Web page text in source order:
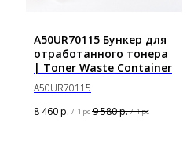
A50UR70115 Бункер для
отработанного тонера
| Toner Waste Container
A50UR70115
8 460р. / 1 pc 9 580р. / 1 pc